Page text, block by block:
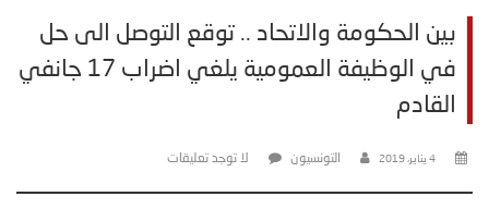
بين الحكومة والاتحاد .. توقع التوصل الى حل
في الوظيفة العمومية يلغي اضراب 17 جانفي
القادم
4 يناير، 2019 التونسيون لا توجد تعليقات